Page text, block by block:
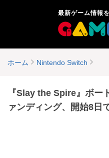
最新ゲーム情報
ホーム Nintendo Switch
『Slay the Spire』ボー
ァンディング、開始8日